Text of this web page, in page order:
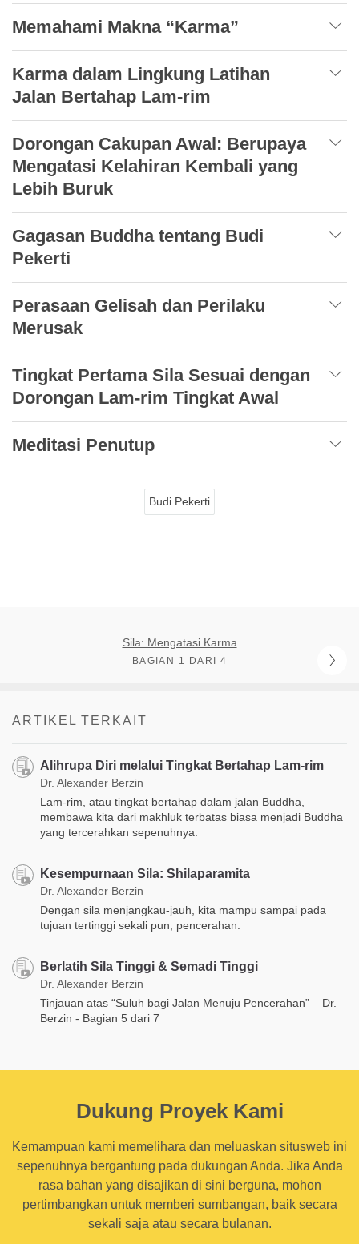
Memahami Makna “Karma”
Karma dalam Lingkung Latihan
Jalan Bertahap Lam-rim
Dorongan Cakupan Awal: Berupaya
Mengatasi Kelahiran Kembali yang
Lebih Buruk
Gagasan Buddha tentang Budi
Pekerti
Perasaan Gelisah dan Perilaku
Merusak
Tingkat Pertama Sila Sesuai dengan
Dorongan Lam-rim Tingkat Awal
Meditasi Penutup
Budi Pekerti
Sila: Mengatasi Karma
BAGIAN 1 DARI 4
ARTIKEL TERKAIT
Alihrupa Diri melalui Tingkat Bertahap Lam-rim
Dr. Alexander Berzin
Lam-rim, atau tingkat bertahap dalam jalan Buddha,
membawa kita dari makhluk terbatas biasa menjadi Buddha
yang tercerahkan sepenuhnya.
Kesempurnaan Sila: Shilaparamita
Dr. Alexander Berzin
Dengan sila menjangkau-jauh, kita mampu sampai pada
tujuan tertinggi sekali pun, pencerahan.
Berlatih Sila Tinggi & Semadi Tinggi
Dr. Alexander Berzin
Tinjauan atas “Suluh bagi Jalan Menuju Pencerahan” – Dr.
Berzin - Bagian 5 dari 7
Dukung Proyek Kami
Kemampuan kami memelihara dan meluaskan situsweb ini
sepenuhnya bergantung pada dukungan Anda. Jika Anda
rasa bahan yang disajikan di sini berguna, mohon
pertimbangkan untuk memberi sumbangan, baik secara
sekali saja atau secara bulanan.